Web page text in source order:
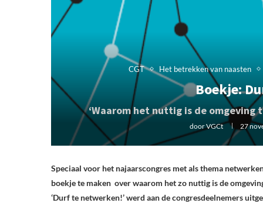
CGT Het betrekken van naasten
Boekje:
‘Waarom het nuttig is de
doorVGCt 27
Speciaal voor het najaarscongres met als thema
boekje te maken over waarom het zo nuttig is de
‘Durf te netwerken!’ werd aan de congresdeelnemers